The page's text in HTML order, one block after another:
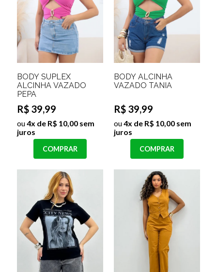
BODY SUPLEX
ALCINHA VAZADO
PEPA
R$ 39,99
ou4x de R$ 10,00 sem
juros
COMPRAR
BODY ALCINHA
VAZADO TANIA
R$ 39,99
ou4x de R$ 10,00 sem
juros
COMPRAR